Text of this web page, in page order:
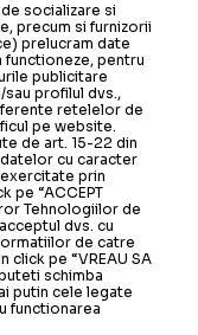
socializare si
precum si furnizorii
prelucram date
pentru
publicitare
profilul dvs.,
retelelor de
pe website.
de art. 15-22 din
datelor cu caracter
prin
pe “ACCEPT
Tehnologiilor de
dvs. cu
de catre
click pe “VREAU SA
puteti schimba
putin cele legate
functionarea